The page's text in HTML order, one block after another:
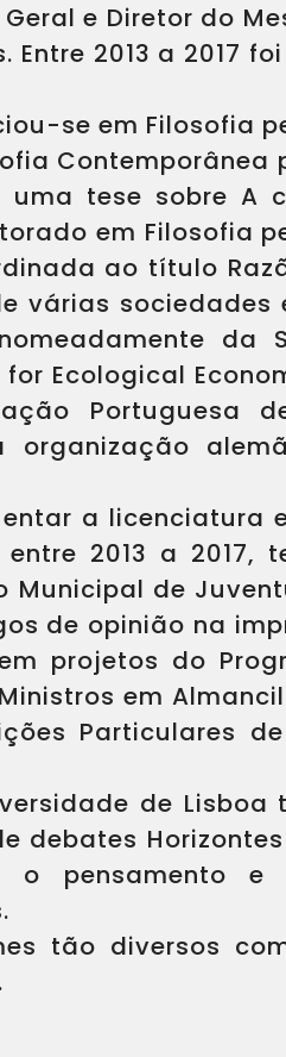
e Diretor do
2013 a 2017
se em Filosofia
Contemporânea
tese sobre A
em Filosofia
ao título
várias
da
Ecological
Portuguesa
organização
a licenciatura
2013 a 2017,
Municipal de
de opinião na
projetos do
em
Particulares
de
debates
pensamento e
tão diversos